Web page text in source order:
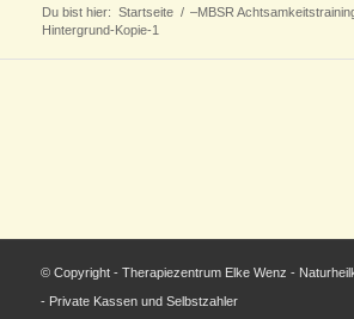
Du bist hier: Startseite / –MBSR
Hintergrund-Kopie-1
© Copyright - Therapiezentrum Elke Wenz -
- Private Kassen und Selbstzahler